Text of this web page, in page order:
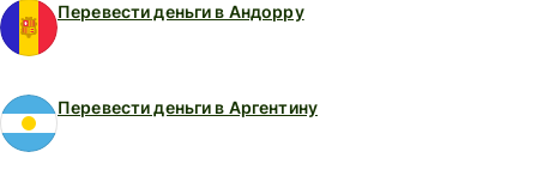
Перевести деньги в Андорру
Перевести деньги в Аргентину